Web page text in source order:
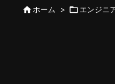
 ホーム > エンジニ